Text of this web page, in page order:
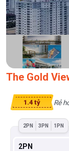
The Gold
1.4 tỷ Rẻ
2PN 3PN 1PN
2PN